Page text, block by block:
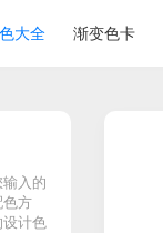
大全 渐变色卡
入的
色方
设计色